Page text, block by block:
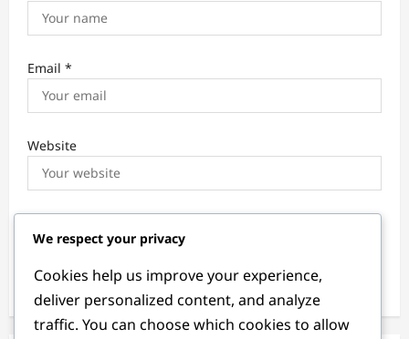
Email *
Website
the next time I comment.
We respect your privacy
Cookies help us improve your experience,
deliver personalized content, and analyze
traffic. You can choose which cookies to allow